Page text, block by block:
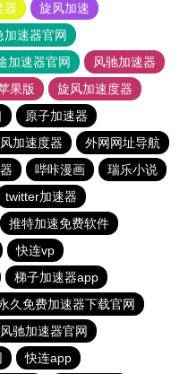
器
旋风加速
加速器官网
加速器官网
风驰加速器
果版
旋风加速度器
原子加速器
加速度器
外网网址导航
哔咔漫画
瑞乐小说
twitter加速器
推特加速免费软件
快连vp
梯子加速器app
久免费加速器下载官网
风驰加速器官网
快连app